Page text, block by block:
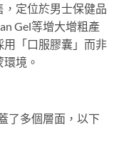
定位於男士保健品
Gel等增大增粗產
「口服膠囊」而非
境。
了多個層面，以下